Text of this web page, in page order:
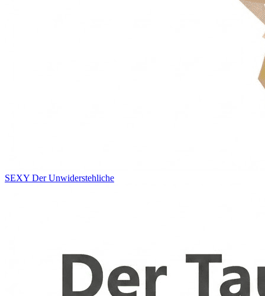
SEXY Der Unwiderstehliche